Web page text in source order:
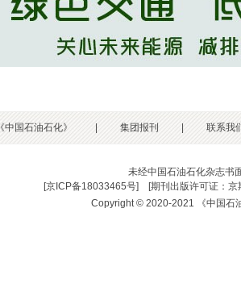
中国石油石化》 集团报刊 联系我
未经中国石油石化杂志书
[京ICP备18033465号] [期刊出版许可证：
Copyright © 2020-2021 《中国石